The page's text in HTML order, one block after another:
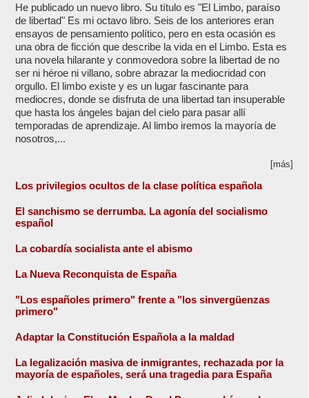
He publicado un nuevo libro. Su título es "El Limbo, paraíso
de libertad" Es mi octavo libro. Seis de los anteriores eran
ensayos de pensamiento político, pero en esta ocasión es
una obra de ficción que describe la vida en el Limbo. Esta es
una novela hilarante y conmovedora sobre la libertad de no
ser ni héroe ni villano, sobre abrazar la mediocridad con
orgullo. El limbo existe y es un lugar fascinante para
mediocres, donde se disfruta de una libertad tan insuperable
que hasta los ángeles bajan del cielo para pasar allí
temporadas de aprendizaje. Al limbo iremos la mayoría de
nosotros,...
[más]
Los privilegios ocultos de la clase política española
El sanchismo se derrumba. La agonía del socialismo
español
La cobardía socialista ante el abismo
La Nueva Reconquista de España
"Los españoles primero" frente a "los sinvergüenzas
primero"
Adaptar la Constitución Española a la maldad
La legalización masiva de inmigrantes, rechazada por la
mayoría de españoles, será una tragedia para España